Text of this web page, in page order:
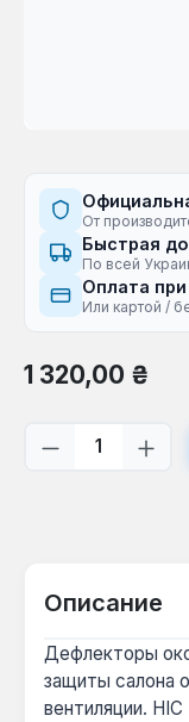
От
Быстрая
По всей
Оплата
Или картой /
Обычная цена:
1 320,00 ₴
Описание
Дефлекторы
защиты салона
вентиляции.